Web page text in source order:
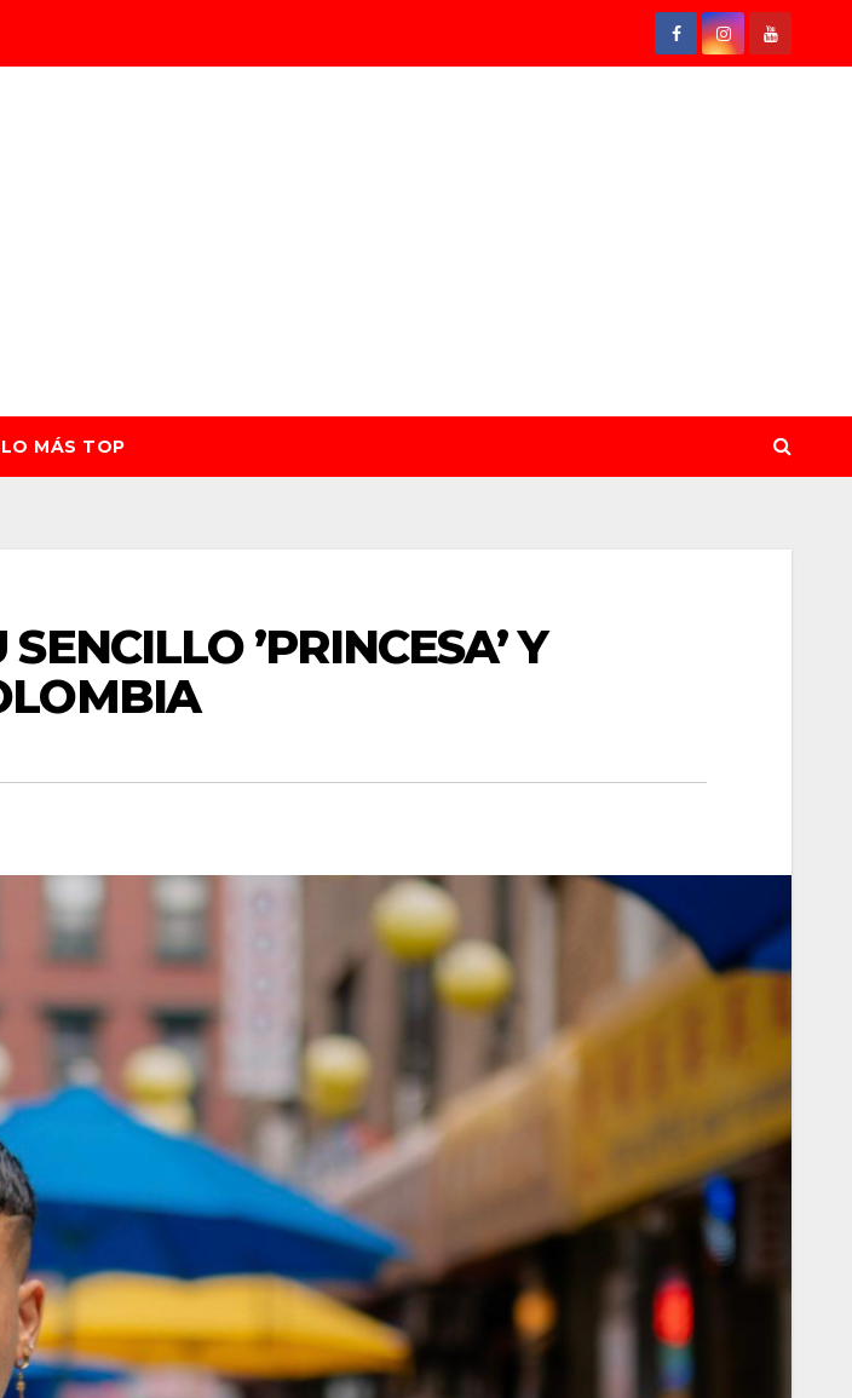
LO MÁS TOP
’PRINCESA’ Y